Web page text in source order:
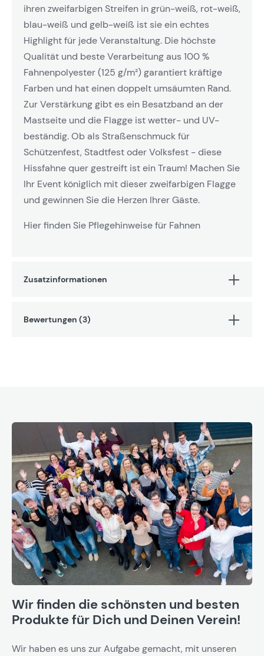
ihren zweifarbigen Streifen in grün-weiß, rot-weiß,
blau-weiß und gelb-weiß ist sie ein echtes
Highlight für jede Veranstaltung. Die höchste
Qualität und beste Verarbeitung aus 100 %
Fahnenpolyester (125 g/m²) garantiert kräftige
Farben und hat einen doppelt umsäumten Rand.
Zur Verstärkung gibt es ein Besatzband an der
Mastseite und die Flagge ist wetter- und UV-
beständig. Ob als Straßenschmuck für
Schützenfest, Stadtfest oder Volksfest - diese
Hissfahne quer gestreift ist ein Traum! Machen Sie
Ihr Event königlich mit dieser zweifarbigen Flagge
und gewinnen Sie die Herzen Ihrer Gäste.
Hier finden Sie Pflegehinweise für Fahnen
Zusatzinformationen
Bewertungen (3)
Wir finden die schönsten und besten
Produkte für Dich und Deinen Verein!
Wir haben es uns zur Aufgabe gemacht, mit unseren